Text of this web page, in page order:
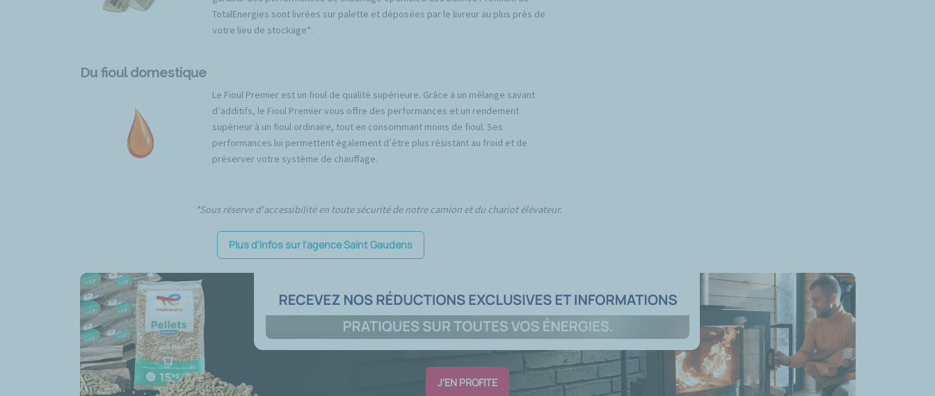
TotalEnergies sont livrées sur palette et déposées par le livreur au plus près de
votre lieu de stockage*.
Du fioul domestique
Le Fioul Premier est un fioul de qualité supérieure. Grâce à un mélange savant
d’additifs, le Fioul Premier vous offre des performances et un rendement
supérieur à un fioul ordinaire, tout en consommant moins de fioul. Ses
performances lui permettent également d’être plus résistant au froid et de
préserver votre système de chauffage.
*Sous réserve d'accessibilité en toute sécurité de notre camion et du chariot élévateur.
Plus d'infos sur l'agence Saint Gaudens
J'EN PROFITE